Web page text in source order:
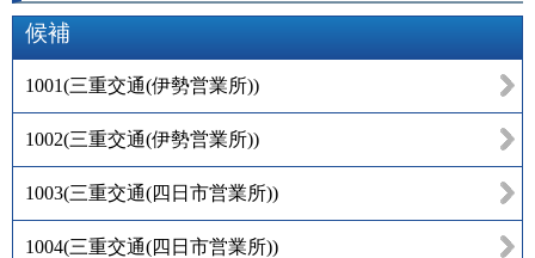
候補
1001(三重交通(伊勢営業所))
1002(三重交通(伊勢営業所))
1003(三重交通(四日市営業所))
1004(三重交通(四日市営業所))